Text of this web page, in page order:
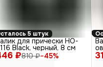
5 штук
₽810 ₽−45%
для прически HO-
Black, черный, 8 см